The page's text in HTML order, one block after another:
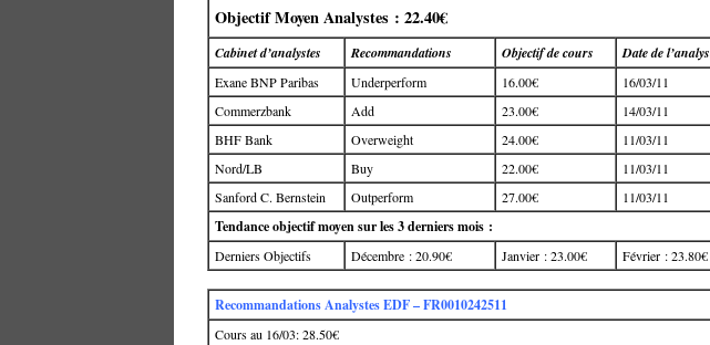
Objectif Moyen Analystes : 22.40€
Cabinet d’analystes Recommandations Objectif de cours Date de
Exane BNP Paribas Underperform 16.00€
16/03/11
Commerzbank
Add 23.00€
14/03/11
BHF Bank
Overweight 24.00€
11/03/11
Nord/LB
Buy 22.00€
11/03/11
Sanford C. Bernstein
Outperform 27.00€ 11/03/11
Tendance objectif moyen sur les 3 derniers mois :
Derniers Objectifs Décembre : 20.90€ Janvier : 23.00€ Février : 23.80€
Recommandations Analystes EDF – FR0010242511
Cours au 16/03: 28.50€